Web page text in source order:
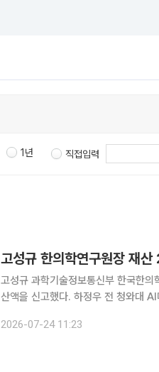
1년 직접입력
고성규 한의학연구원장 재
고성규 과학기술정보통신부 한국한
산액을 신고했다. 하정우 전 청와대
2026-07-24 11:23